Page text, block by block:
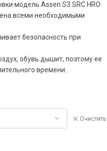
модель Assen S3 SRC HRO
всеми необходимыми
безопасность при
обувь дышит, поэтому ее
времени.
Очистить